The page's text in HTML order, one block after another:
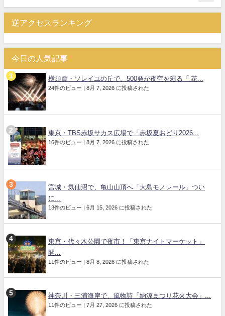
逆アクセスランキング
今日の人気記事
横須賀・ソレイユの丘で、500発が夜空を彩る「 花...
24件のビュー | 8月 7, 2026 に投稿された
東京・TBS赤坂サカス広場で「赤坂夏おどり2026...
16件のビュー | 8月 7, 2026 に投稿された
宮城・気仙沼で、亀山山頂へ「大島モノレール」つい
に...
13件のビュー | 6月 15, 2026 に投稿された
東京・代々木公園で夜市！「東京ナイトマーケット」
開...
11件のビュー | 8月 8, 2026 に投稿された
神奈川・三浦海岸で、風物詩「納涼まつり花火大会」...
11件のビュー | 7月 27, 2026 に投稿された